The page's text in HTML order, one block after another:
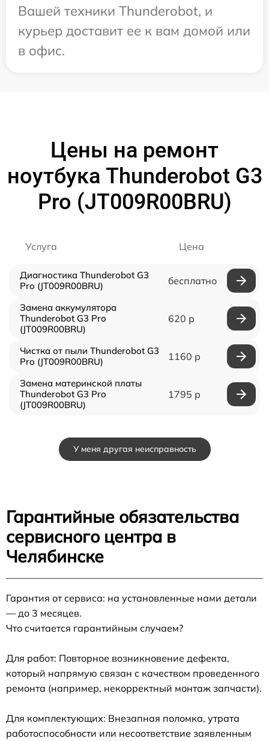
Вашей техники Thunderobot, и
курьер доставит ее к вам домой или
в офис.
Цены на ремонт
ноутбука Thunderobot G3
Pro (JT009R00BRU)
Услуга Цена
Диагностика Thunderobot G3
Pro (JT009R00BRU)
бесплатно
Замена аккумулятора
Thunderobot G3 Pro
(JT009R00BRU)
620 р
Чистка от пыли Thunderobot G3
Pro (JT009R00BRU)
1160 р
Замена материнской платы
Thunderobot G3 Pro
(JT009R00BRU)
1795 р
У меня другая неисправность
Гарантийные обязательства
сервисного центра в
Челябинске
Гарантия от сервиса: на установленные нами детали
— до 3 месяцев.
Что считается гарантийным случаем?
Для работ: Повторное возникновение дефекта,
который напрямую связан с качеством проведенного
ремонта (например, некорректный монтаж запчасти).
Для комплектующих: Внезапная поломка, утрата
работоспособности или несоответствие заявленным